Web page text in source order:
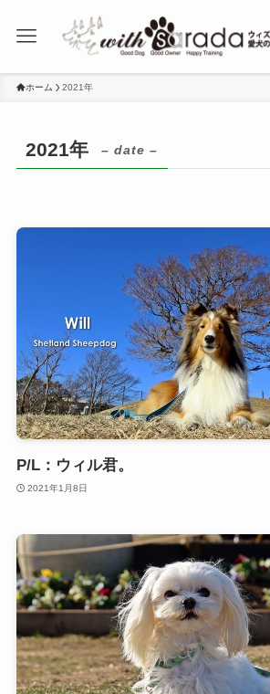
ホーム 2021年
2021年 – date –
P/L：ウィル君。
2021年1月8日